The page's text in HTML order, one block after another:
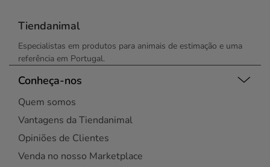
Tiendanimal
Especialistas em produtos para animais de estimação e uma
referência em Portugal.
Conheça-nos
Quem somos
Vantagens da Tiendanimal
Opiniões de Clientes
Venda no nosso Marketplace